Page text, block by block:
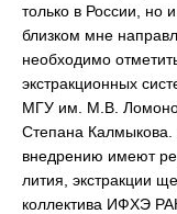
только в России, но
близком мне
необходимо
экстракционных
МГУ им. М.В.
Степана Калмыкова.
внедрению имеют
лития, экстракции
коллектива ИФХЭ